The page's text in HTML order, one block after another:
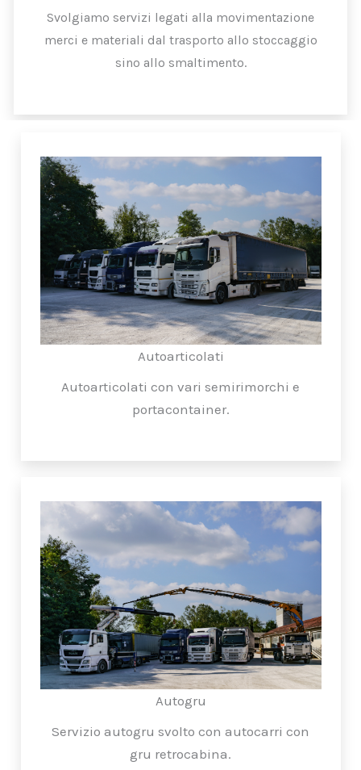
Svolgiamo servizi legati alla movimentazione
merci e materiali dal trasporto allo stoccaggio
sino allo smaltimento.
Autoarticolati
Autoarticolati con vari semirimorchi e
portacontainer.
Autogru
Servizio autogru svolto con autocarri con
gru retrocabina.